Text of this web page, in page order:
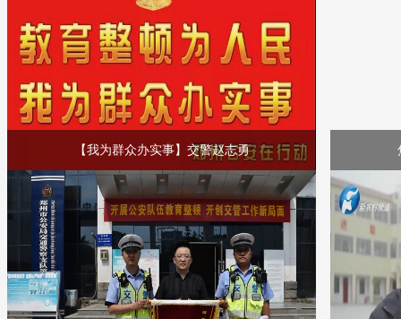
【我为群众办实事】交警赵志勇